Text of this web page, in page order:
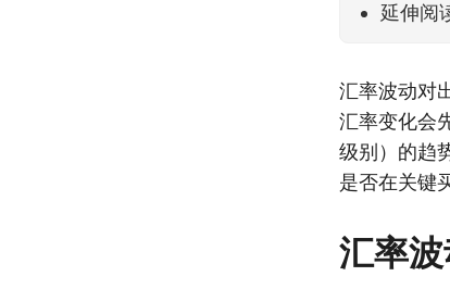
延伸阅
汇率波动对
汇率变化会
级别）的趋
是否在关键
汇率